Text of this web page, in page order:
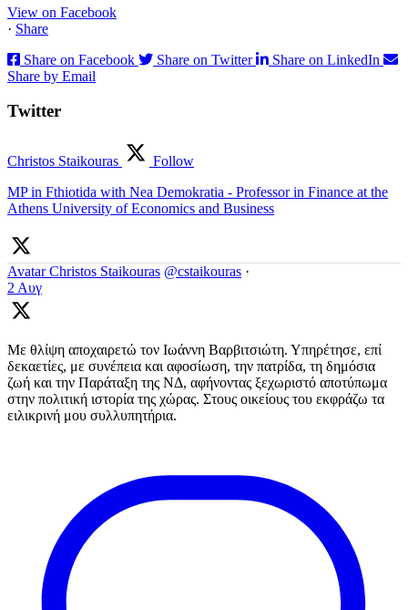
View on Facebook
· Share
Share on Facebook
Share on Twitter
Share on LinkedIn
Share by Email
Twitter
Christos Staikouras
Follow
MP in Fthiotida with Nea Demokratia - Professor in Finance at the
Athens University of Economics and Business
Avatar Christos Staikouras @cstaikouras ·
2 Αυγ
Με θλίψη αποχαιρετώ τον Ιωάννη Βαρβιτσιώτη. Υπηρέτησε, επί
δεκαετίες, με συνέπεια και αφοσίωση, την πατρίδα, τη δημόσια
ζωή και την Παράταξη της ΝΔ, αφήνοντας ξεχωριστό αποτύπωμα
στην πολιτική ιστορία της χώρας. Στους οικείους του εκφράζω τα
ειλικρινή μου συλλυπητήρια.